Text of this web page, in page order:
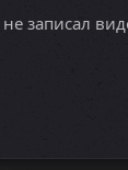
записал